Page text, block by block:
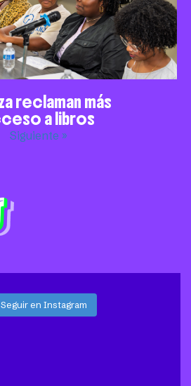
reclaman más
a libros
Siguiente »
Seguir en Instagram